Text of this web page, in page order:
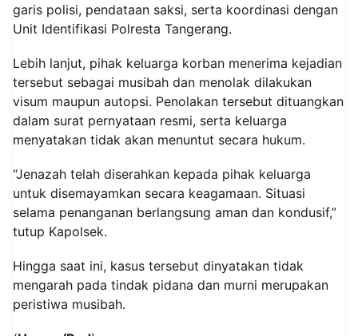
garis polisi, pendataan saksi, serta koordinasi dengan
Unit Identifikasi Polresta Tangerang.
Lebih lanjut, pihak keluarga korban menerima kejadian
tersebut sebagai musibah dan menolak dilakukan
visum maupun autopsi. Penolakan tersebut dituangkan
dalam surat pernyataan resmi, serta keluarga
menyatakan tidak akan menuntut secara hukum.
“Jenazah telah diserahkan kepada pihak keluarga
untuk disemayamkan secara keagamaan. Situasi
selama penanganan berlangsung aman dan kondusif,”
tutup Kapolsek.
Hingga saat ini, kasus tersebut dinyatakan tidak
mengarah pada tindak pidana dan murni merupakan
peristiwa musibah.